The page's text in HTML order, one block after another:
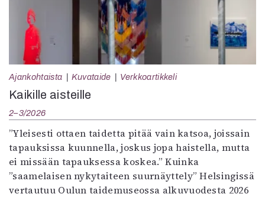
Ajankohtaista Kuvataide Verkkoartikkeli
Kaikille aisteille
2–3/2026
”Yleisesti ottaen taidetta pitää vain katsoa, joissain
tapauksissa kuunnella, joskus jopa haistella, mutta
ei missään tapauksessa koskea.” Kuinka
”saamelaisen nykytaiteen suurnäyttely” Helsingissä
vertautuu Oulun taidemuseossa alkuvuodesta 2026